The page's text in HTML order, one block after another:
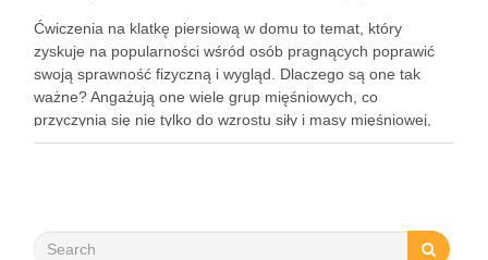
Ćwiczenia na klatkę piersiową w domu to temat, który
zyskuje na popularności wśród osób pragnących poprawić
swoją sprawność fizyczną i wygląd. Dlaczego są one tak
ważne? Angażują one wiele grup mięśniowych, co
przyczynia się nie tylko do wzrostu siły i masy mięśniowej,
ale także do poprawy postawy ciała oraz wydolności …